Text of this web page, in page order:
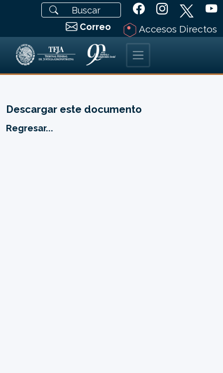
Correo Accesos Directos
Descargar este documento
Regresar...